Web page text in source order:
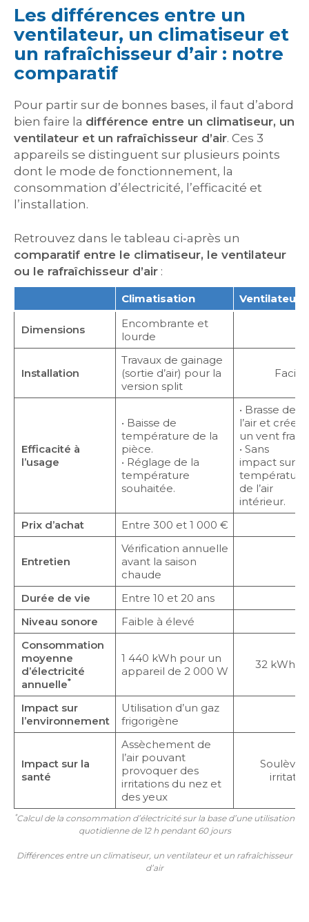
Les différences entre un
ventilateur, un climatiseur et
un rafraîchisseur d’air : notre
comparatif
Pour partir sur de bonnes bases, il faut d’abord
bien faire la différence entre un climatiseur, un
ventilateur et un rafraîchisseur d’air. Ces 3
appareils se distinguent sur plusieurs points
dont le mode de fonctionnement, la
consommation d’électricité, l’efficacité et
l’installation.
Retrouvez dans le tableau ci-après un
comparatif entre le climatiseur, le ventilateur
ou le rafraîchisseur d’air :
Climatisation Ventilateur
Dimensions
Encombrante et
lourde
Installation
Travaux de gainage
(sortie d’air) pour la
version split
Efficacité à
l’usage
• Baisse de
température de la
pièce.
• Réglage de la
température
souhaitée.
• Brasse de
l’air et crée
un vent frais.
• Sans
impact sur la
température
de l’air
intérieur.
Prix d’achat
Entre 300 et 1 000 €
Entretien
Vérification annuelle
avant la saison
chaude
Durée de vie
Entre 10 et 20 ans
Niveau sonore
Faible à élevé
Consommation
moyenne
d’électricité
annuelle*
1 440 kWh pour un
appareil de 2 000 W
32 kWh
Impact sur
l’environnement
Utilisation d’un gaz
frigorigène
Impact sur la
santé
Assèchement de
l’air pouvant
provoquer des
irritations du nez et
des yeux
*Calcul de la consommation d’électricité sur la base d’une utilisation
quotidienne de 12 h pendant 60 jours
Différences entre un climatiseur, un ventilateur et un rafraîchisseur
d’air